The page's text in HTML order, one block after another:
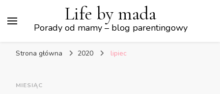
Life by mada
Porady od mamy – blog parentingowy
Strona główna 2020 lipiec
MIESIĄC